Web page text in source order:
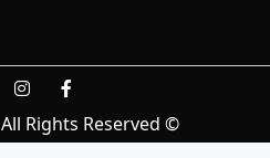
© Copyright 2021, All Rights Reserved